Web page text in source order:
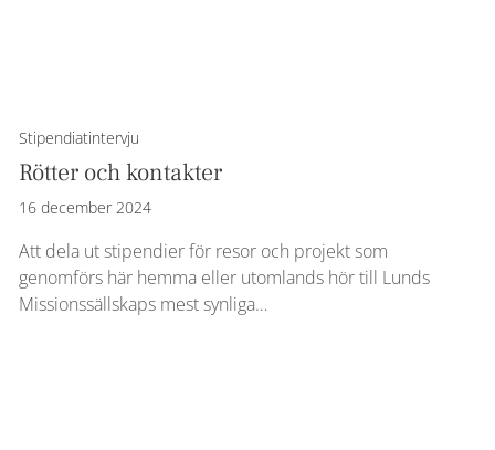
Stipendiatintervju
Rötter och kontakter
16 december 2024
Att dela ut stipendier för resor och projekt som
genomförs här hemma eller utomlands hör till Lunds
Missionssällskaps mest synliga…